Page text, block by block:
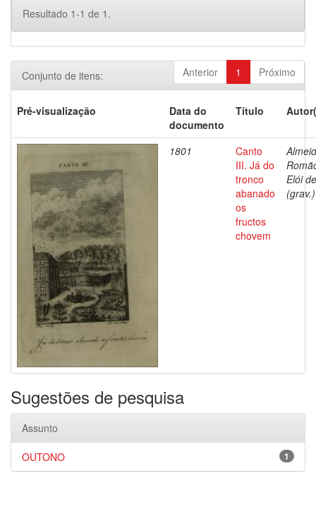
Resultado 1-1 de 1.
Anterior 1 Próximo
Conjunto de itens:
Pré-visualização
Data do
documento
Título
1801
Canto
III. Já do
tronco
abanado
os
fructos
chovem
Elói de
(grav.)
Sugestões de pesquisa
Assunto
1
OUTONO